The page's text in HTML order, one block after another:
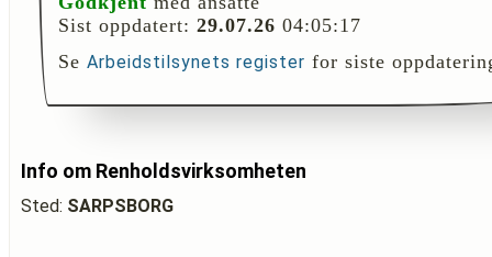
Sist oppdatert: 29.07.26 04:05:17
Se Arbeidstilsynets register for siste
Info om Renholdsvirksomheten
Sted: SARPSBORG